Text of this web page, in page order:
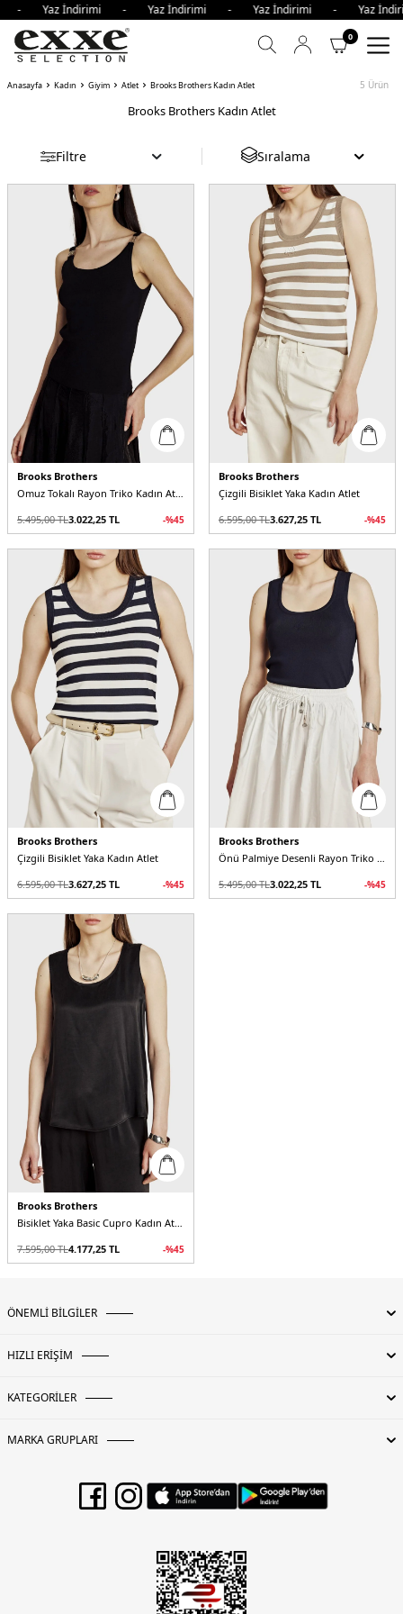
- Yaz İndirimi - Yaz İndirimi - Yaz İndirimi -
0
Anasayfa Kadın Giyim Atlet Brooks Brothers Kadın Atlet 5 Ürün
Brooks Brothers Kadın Atlet
Filtre Sıralama
Brooks Brothers
Omuz Tokalı Rayon Triko Kadın Atlet
5.495,00TL3.022,25 TL -%45
Brooks Brothers
Çizgili Bisiklet Yaka Kadın Atlet
6.595,00TL3.627,25 TL -%45
Brooks Brothers
Çizgili Bisiklet Yaka Kadın Atlet
6.595,00TL3.627,25 TL -%45
Brooks Brothers
Önü Palmiye Desenli Rayon Triko Kadın Atlet
5.495,00TL3.022,25 TL -%45
Brooks Brothers
Bisiklet Yaka Basic Cupro Kadın Atlet
7.595,00TL4.177,25 TL -%45
ÖNEMLİ BİLGİLER
HIZLI ERİŞİM
KATEGORİLER
MARKA GRUPLARI